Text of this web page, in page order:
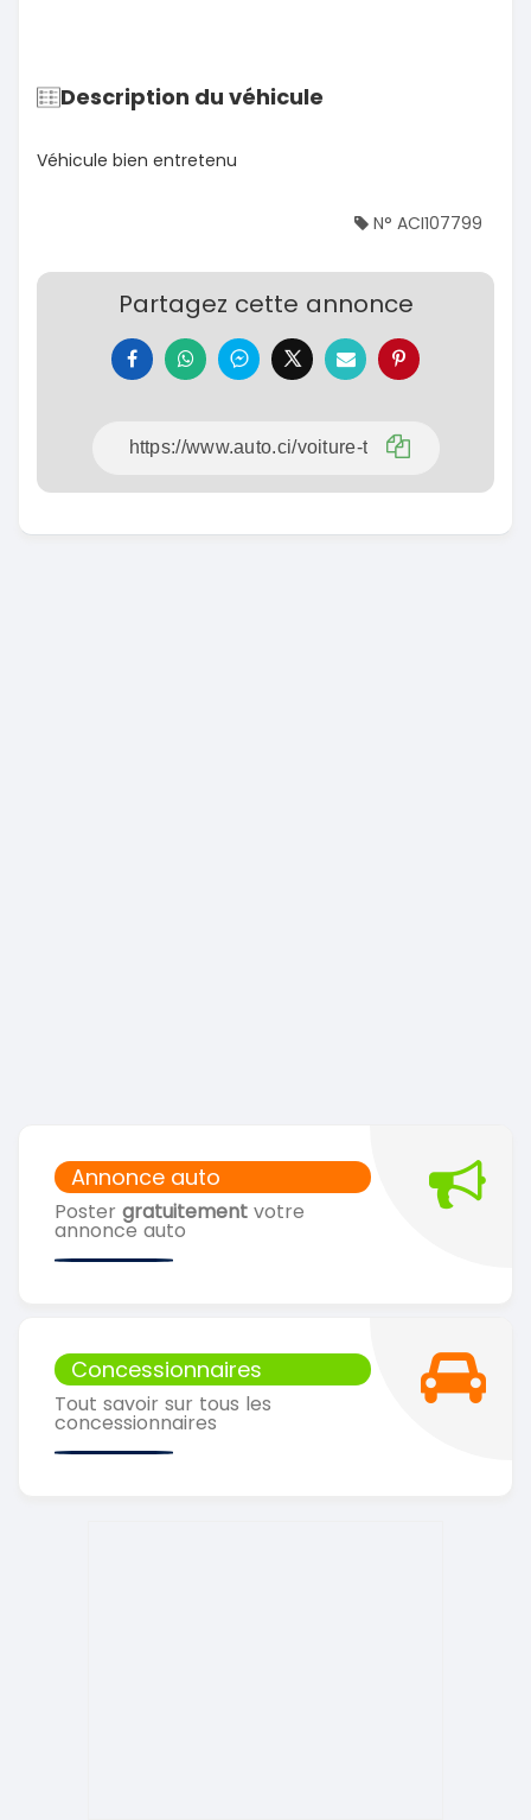
Annonce auto
Poster gratuitement votre
annonce auto
Concessionnaires
Tout savoir sur tous les
concessionnaires
Description du véhicule
Véhicule bien entretenu
N° ACI107799
Partagez cette annonce